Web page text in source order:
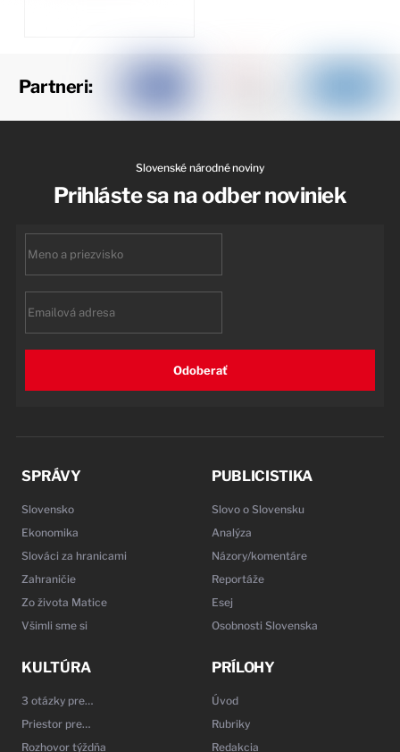
Partneri:
Slovenské národné noviny
Prihláste sa na odber noviniek
Odoberať
SPRÁVY
Slovensko
Ekonomika
Slováci za hranicami
Zahraničie
Zo života Matice
Všimli sme si
PUBLICISTIKA
Slovo o Slovensku
Analýza
Názory/komentáre
Reportáže
Esej
Osobnosti Slovenska
KULTÚRA
3 otázky pre…
Priestor pre…
Rozhovor týždňa
PRÍLOHY
Úvod
Rubriky
Redakcia